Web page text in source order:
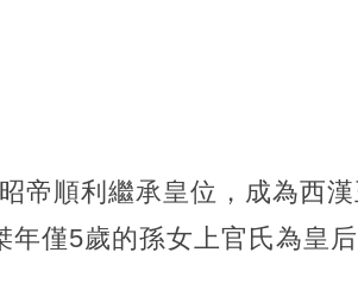
帝順利繼承皇位，成為西
僅5歲的孫女上官氏為皇